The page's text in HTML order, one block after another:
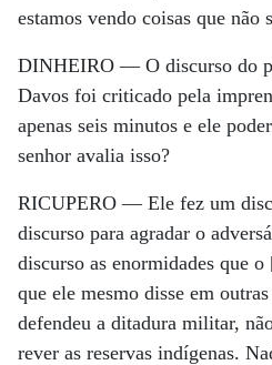
estamos vendo coisas que não
DINHEIRO —O discurso do
Davos foi criticado pela
apenas seis minutos e ele
senhor avalia isso?
RICUPERO —Ele fez um
discurso para agradar o
discurso as enormidades que
que ele mesmo disse em
defendeu a ditadura militar,
rever as reservas indígenas.